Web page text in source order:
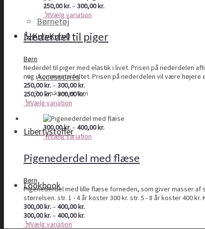
Børnetøj
Accessories
Libertystoffer
Lookbook
KurvKurv0
Din kurv er tom
250,00kr.–300,00kr.Prisinterval:
Vælg variation
Nederdel til piger
Børn
Nederdel til piger med elastik i livet. Prisen på nederdelen
mig i kommentarfeltet. Prisen på nederdelen vil være højere
250,00kr.–300,00kr.Prisinterval:
250,00 kr.
250,00kr.–300,00kr.Prisinterval:
300,00 kr.
Vælg variation
300,00kr.–400,00kr.Prisinterval:
400,00 kr.
Vælg variation
Pigenederdel med flæse
Børn
Pigenederdel med lille flæse forneden, som giver masser
størrelsen. str. 1 - 4 år koster 300 kr. str. 5 - 8 år koster 400
300,00kr.–400,00kr.Prisinterval:
300,00 kr.
300,00kr.–400,00kr.Prisinterval:
Vælg variation